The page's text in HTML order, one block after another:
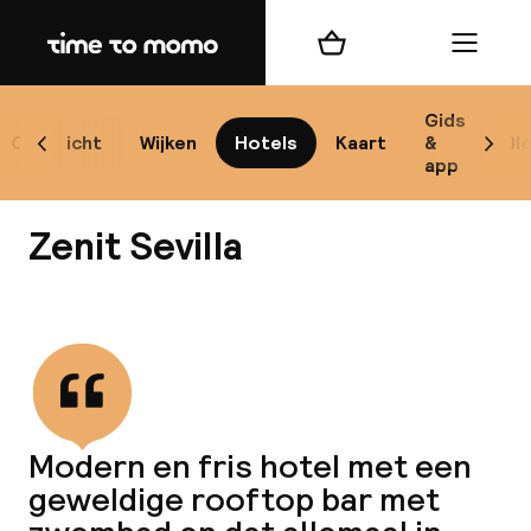
Home
Overzicht Wijken Hotels Kaart
Gids
&
app
Scroll naar links
Winkelmand Menu
Zenit Sevilla
Modern en fris hotel met een
geweldige rooftop bar met